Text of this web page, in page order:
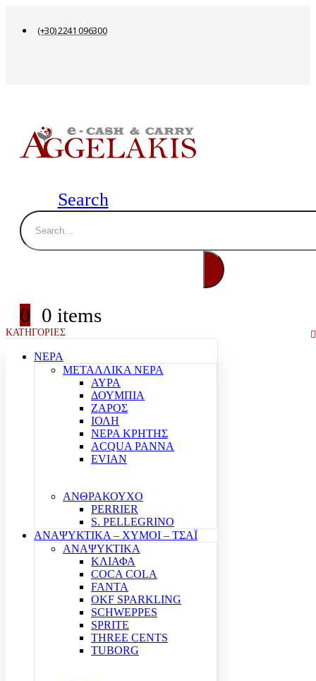
(+30) 2241 096300
Search
0 0 items
ΚΑΤΗΓΟΡΙΕΣ
ΝΕΡΑ
ΜΕΤΑΛΛΙΚΑ ΝΕΡΑ
ΑΥΡΑ
ΔΟΥΜΠΙΑ
ΖΑΡΟΣ
ΙΟΛΗ
ΝΕΡΑ ΚΡΗΤΗΣ
ACQUA PANNA
EVIAN
ΑΝΘΡΑΚΟΥΧΟ
PERRIER
S. PELLEGRINO
ΑΝΑΨΥΚΤΙΚΑ – ΧΥΜΟΙ – ΤΣΑΪ
ΑΝΑΨΥΚΤΙΚΑ
ΚΛΙΑΦΑ
COCA COLA
FANTA
OKF SPARKLING
SCHWEPPES
SPRITE
THREE CENTS
TUBORG